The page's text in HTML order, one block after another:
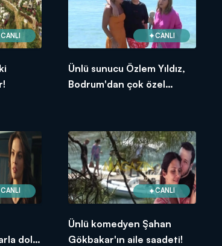
CANLI CANLI
Ünlü sunucu Özlem Yıldız,
Bodrum'dan çok özel
CANLI
dolu
CANLI
Ünlü komedyen Şahan
Gökbakar'ın aile saadeti!